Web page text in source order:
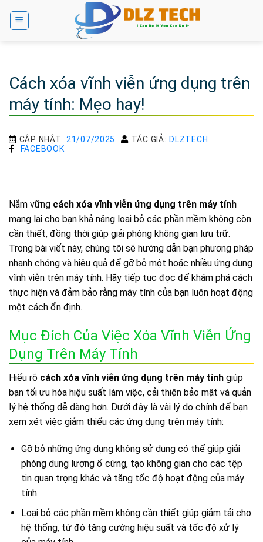
Cách xóa vĩnh viễn ứng dụng trên
máy tính: Mẹo hay!
CẬP NHẬT: 21/07/2025 TÁC GIẢ: DLZTECH
FACEBOOK
Nắm vững cách xóa vĩnh viễn ứng dụng trên máy tính
mang lại cho bạn khả năng loại bỏ các phần mềm không còn
cần thiết, đồng thời giúp giải phóng không gian lưu trữ.
Trong bài viết này, chúng tôi sẽ hướng dẫn bạn phương pháp
nhanh chóng và hiệu quả để gỡ bỏ một hoặc nhiều ứng dụng
vĩnh viễn trên máy tính. Hãy tiếp tục đọc để khám phá cách
thực hiện và đảm bảo rằng máy tính của bạn luôn hoạt động
một cách ổn định.
Mục Đích Của Việc Xóa Vĩnh Viễn Ứng
Dụng Trên Máy Tính
Hiểu rõ cách xóa vĩnh viễn ứng dụng trên máy tính giúp
bạn tối ưu hóa hiệu suất làm việc, cải thiện bảo mật và quản
lý hệ thống dễ dàng hơn. Dưới đây là vài lý do chính để bạn
xem xét việc giảm thiểu các ứng dụng trên máy tính:
Gỡ bỏ những ứng dụng không sử dụng có thể giúp giải
phóng dung lượng ổ cứng, tạo không gian cho các tệp
tin quan trọng khác và tăng tốc độ hoạt động của máy
tính.
Loại bỏ các phần mềm không cần thiết giúp giảm tải cho
hệ thống, từ đó tăng cường hiệu suất và tốc độ xử lý